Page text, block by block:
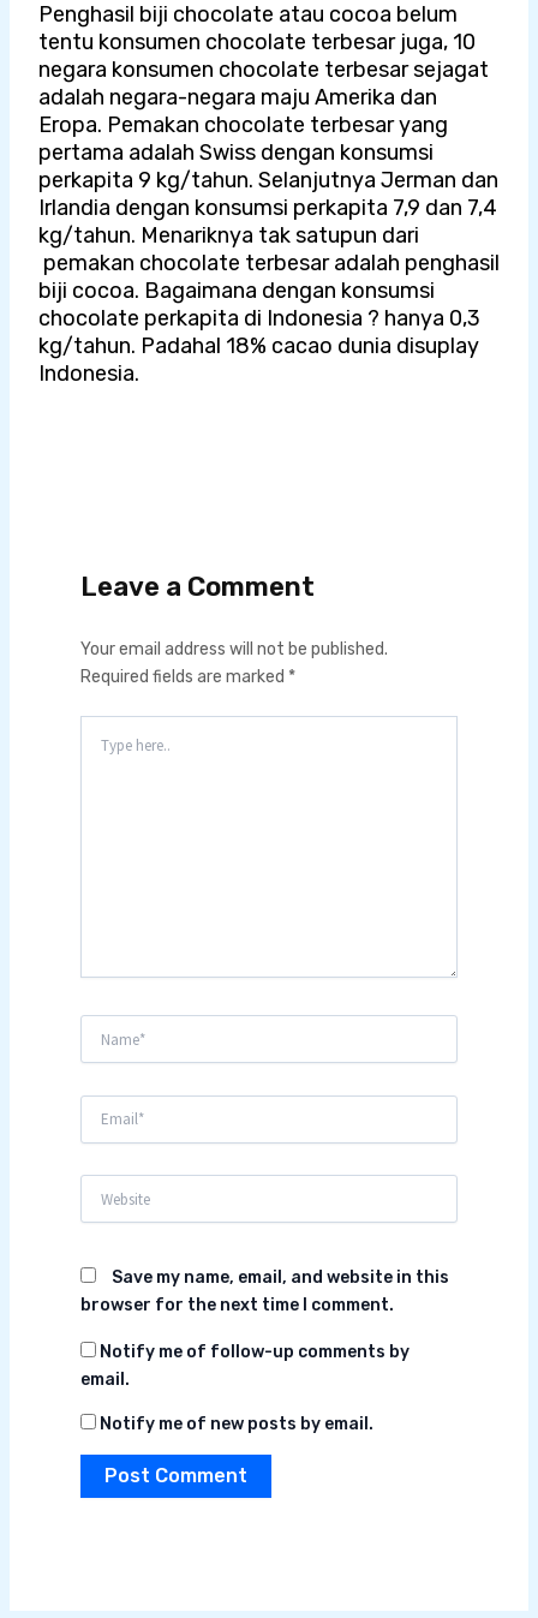
Penghasil biji chocolate atau cocoa belum
tentu konsumen chocolate terbesar juga, 10
negara konsumen chocolate terbesar sejagat
adalah negara-negara maju Amerika dan
Eropa. Pemakan chocolate terbesar yang
pertama adalah Swiss dengan konsumsi
perkapita 9 kg/tahun. Selanjutnya Jerman dan
Irlandia dengan konsumsi perkapita 7,9 dan 7,4
kg/tahun. Menariknya tak satupun dari
pemakan chocolate terbesar adalah penghasil
biji cocoa. Bagaimana dengan konsumsi
chocolate perkapita di Indonesia ? hanya 0,3
kg/tahun. Padahal 18% cacao dunia disuplay
Indonesia.
Leave a Comment
Your email address will not be published.
Required fields are marked *
here..
Save my name, email, and website in this
browser for the next time I comment.
Notify me of follow-up comments by
email.
Notify me of new posts by email.